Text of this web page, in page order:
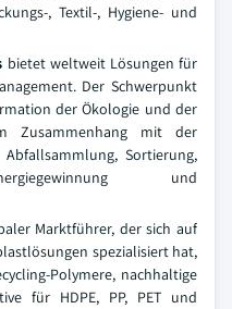
, Textil-, Hygiene- und
bietet weltweit Lösungen für
Der Schwerpunkt
der Ökologie und der
Zusammenhang mit der
Sortierung,
und
Marktführer, der sich auf
spezialisiert hat,
Polymere, nachhaltige
für HDPE, PP, PET und